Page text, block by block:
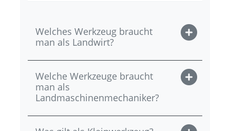
Welches Werkzeug braucht
man als Landwirt?
Welche Werkzeuge braucht
man als
Landmaschinenmechaniker?